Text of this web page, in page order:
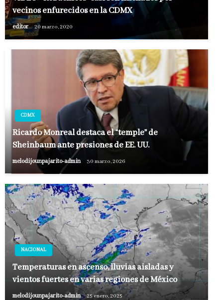
vecinos enfurecidos en la CDMX
editor 20 marzo, 2020
CDMX
Ricardo Monreal destaca el “temple” de
Sheinbaum ante presiones de EE. UU.
melodijounpajarito-admin 30 marzo, 2026
NACIONAL
Temperaturas en ascenso, lluvias aisladas y
vientos fuertes en varias regiones de México
melodijounpajarito-admin 25 enero, 2025